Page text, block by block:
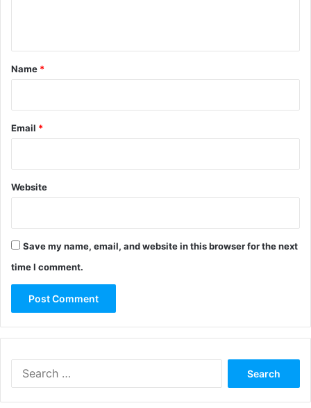
*
Name *
Email *
Website
Save my name, email, and website in this browser for the next
time I comment.